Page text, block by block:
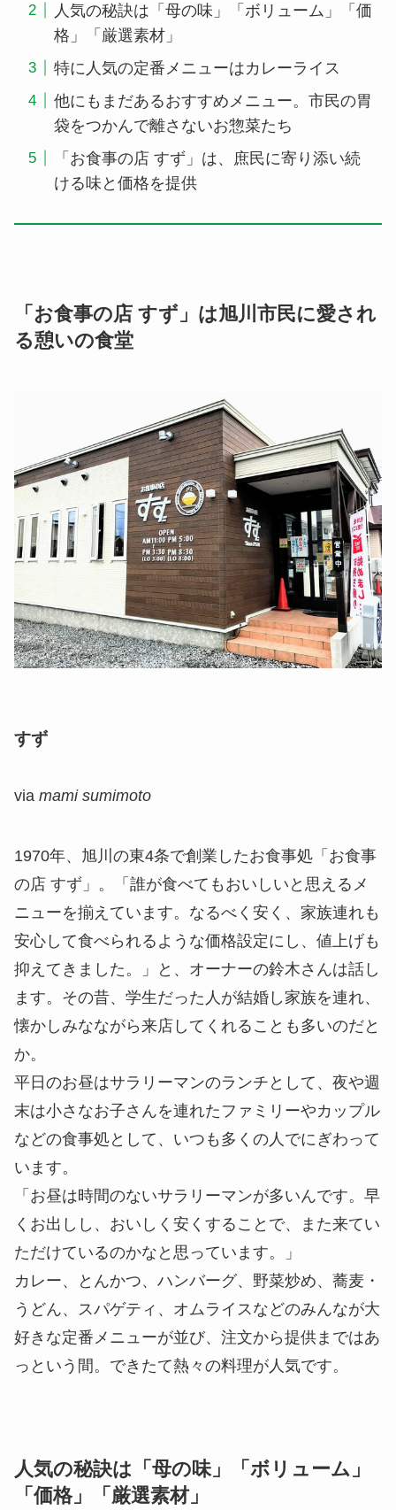
人気の秘訣は「母の味」「ボリューム」「価
格」「厳選素材」
特に人気の定番メニューはカレーライス
他にもまだあるおすすめメニュー。市民の胃
袋をつかんで離さないお惣菜たち
「お食事の店 すず」は、庶民に寄り添い続
ける味と価格を提供
「お食事の店 すず」は旭川市民に愛され
る憩いの食堂
すず
via mami sumimoto
1970年、旭川の東4条で創業したお食事処「お食事
の店 すず」。「誰が食べてもおいしいと思えるメ
ニューを揃えています。なるべく安く、家族連れも
安心して食べられるような価格設定にし、値上げも
抑えてきました。」と、オーナーの鈴木さんは話し
ます。その昔、学生だった人が結婚し家族を連れ、
懐かしみなながら来店してくれることも多いのだと
か。
平日のお昼はサラリーマンのランチとして、夜や週
末は小さなお子さんを連れたファミリーやカップル
などの食事処として、いつも多くの人でにぎわって
います。
「お昼は時間のないサラリーマンが多いんです。早
くお出しし、おいしく安くすることで、また来てい
ただけているのかなと思っています。」
カレー、とんかつ、ハンバーグ、野菜炒め、蕎麦・
うどん、スパゲティ、オムライスなどのみんなが大
好きな定番メニューが並び、注文から提供まではあ
っという間。できたて熱々の料理が人気です。
人気の秘訣は「母の味」「ボリューム」
「価格」「厳選素材」